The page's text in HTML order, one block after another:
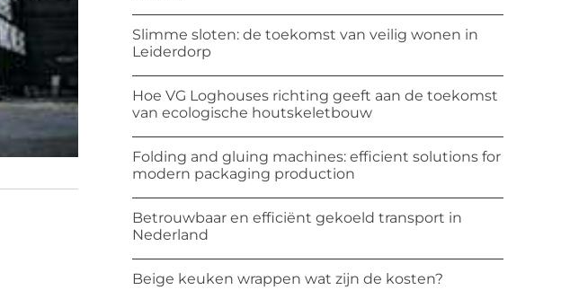
Slimme sloten: de toekomst van veilig wonen in
Leiderdorp
Hoe VG Loghouses richting geeft aan de toekomst
van ecologische houtskeletbouw
Folding and gluing machines: efficient solutions for
modern packaging production
Betrouwbaar en efficiënt gekoeld transport in
Nederland
Beige keuken wrappen wat zijn de kosten?